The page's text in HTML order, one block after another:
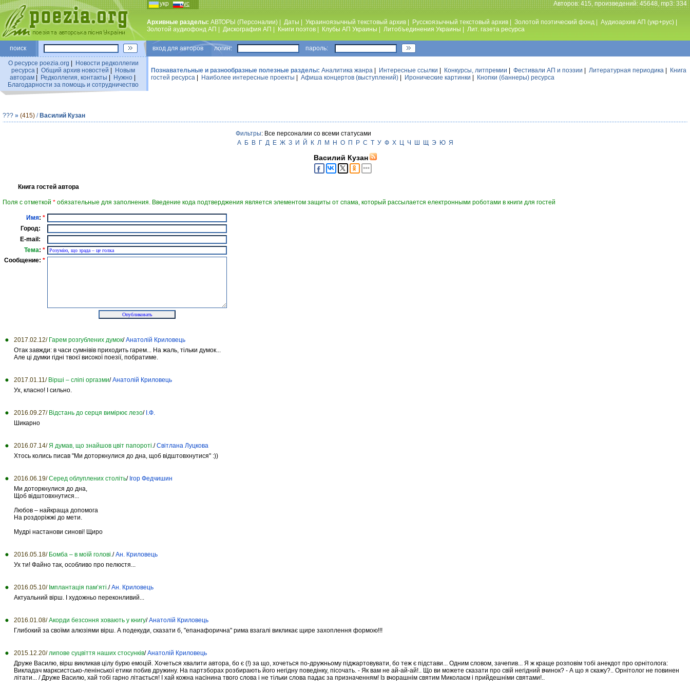
укр рус Авторов: 415, произведений: 45648, mp3: 334
Архивные разделы: АВТОРЫ (Персоналии) Даты Украиноязычный текстовый архив Русскоязычный текстовый архив Золотой поэтический фонд Аудиоархив АП (укр+рус)
Золотой аудиофонд АП
Дискография АП Книги поэтов Клубы АП Украины Литобъединения Украины Лит. газета ресурса
поиск вход для авторов логин: пароль:
О ресурсе poezia.org
Новости редколлегии
ресурса
Общий архив новостей
Новым
авторам| Редколлегия, контакты Нужно|
Благодарности за помощь и сотрудничество
Познавательные и разнообразные полезные разделы: Аналитика жанра Интересные ссылки Конкурсы, литпремии Фестивали АП и поэзии Литературная периодика
Книга
гостей ресурса
Наиболее интересные проекты Афиша концертов (выступлений) Иронические картинки Кнопки (баннеры) ресурса
??? » (415) / Василий Кузан
Фильтры: Все персоналии со всеми статусами
А
Б В Г Д Е Ж З И Й К Л М Н О П Р С Т У Ф Х Ц Ч Ш Щ Э Ю Я
Василий Кузан
Книга гостей автора
Поля с отметкой * обязательные для заполнения. Введение кода подтверджения является элементом защиты от спама, который рассылается електронными роботами в книги для гостей
Имя: *
Город:
E-mail:
Тема: *
Сообщение: *
2017.02.12/ Гарем розгублених думок/Анатолій Криловець
Отак завжди: в часи сумнівів приходить гарем... На жаль, тільки думок...
Але ці думки гідні твоєї високої поезії, побратиме.
2017.01.11/ Вірші – сліпі оргазми/Анатолій Криловець
Ух, класно! І сильно.
2016.09.27/ Відстань до серця вимірює лезо/ І.Ф.
Шикарно
2016.07.14/ Я думав, що знайшов цвіт папороті./Світлана Луцкова
Хтось колись писав "Ми доторкнулися до дна, щоб відштовхнутися" :))
2016.06.19/ Серед облуплених століть/ Ігор Федчишин
Ми доторкнулися до дна,
Щоб відштовхнутися...
Любов – найкраща допомога
На роздоріжжі до мети.
Мудрі настанови синові! Щиро
2016.05.18/ Бомба – в моїй голові./Ан. Криловець
Ух ти! Файно так, особливо про пелюстя...
2016.05.10/ Імплантація пам’яті./Ан. Криловець
Актуальний вірш. І художньо переконливий...
2016.01.08/ Акорди безсоння ховають у книгу/Анатолій Криловець
Глибокий за своїми алюзіями вірш. А подекуди, сказати б, "епанафорична" рима взагалі викликає щире захоплення формою!!!
2015.12.20/ липове суцвіття наших стосунків/Анатолій Криловець
Друже Василю, вірш викликав цілу бурю емоцій. Хочеться хвалити автора, бо є (!) за що, хочеться по-дружньому піджартовувати, бо теж є підстави... Одним словом, зачепив... Я ж краще розповім тобі анекдот про орнітолога:
Викладач марксистсько-ленінської етики побив дружину. На партзборах розбирають його негідну поведінку, пісочать. - Як вам не ай-ай-ай!.. Що ви можете сказати про свій негідний вчинок? - А що я скажу?.. Орнітолог не повинен
літати... / Друже Василю, хай тобі гарно літається! І хай кожна насінина твого слова і не тільки слова падає за призначенням! Із вчорашнім святим Миколаєм і прийдешніми святами!..